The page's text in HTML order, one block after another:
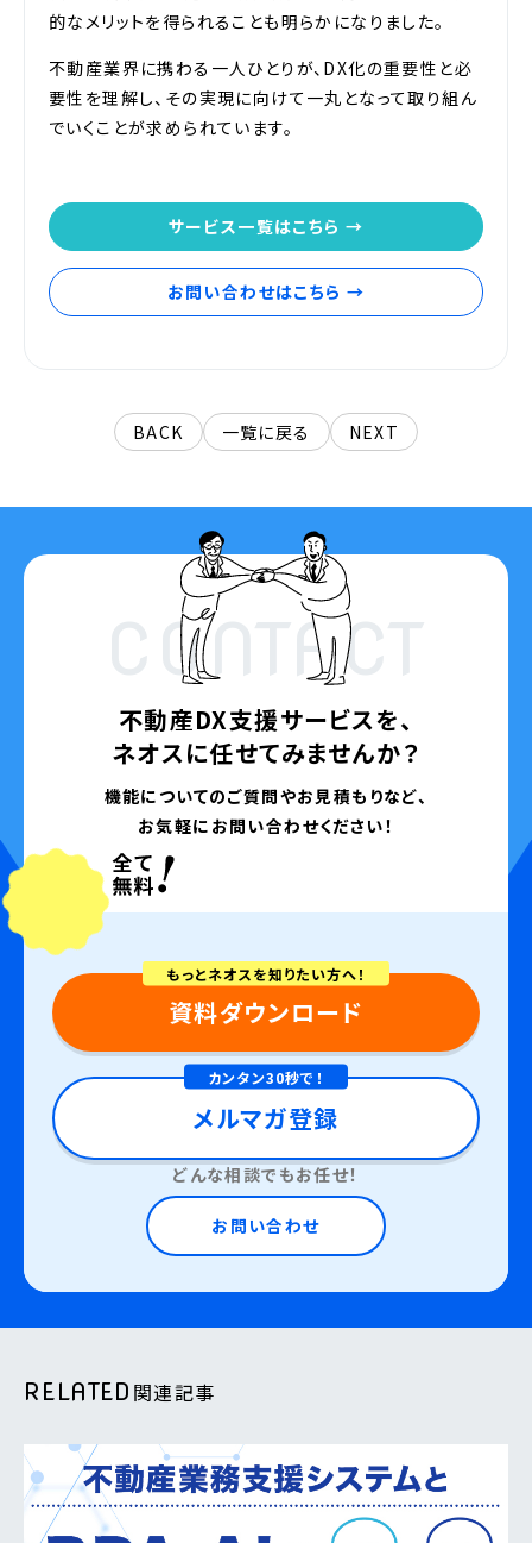
的なメリットを得られることも明らかになりました。
不動産業界に携わる一人ひとりが、DX化の重要性と必
要性を理解し、その実現に向けて一丸となって取り組ん
でいくことが求められています。
サービス一覧はこちら →
お問い合わせはこちら →
BACK 一覧に戻る NEXT
CONTACT
不動産DX支援サービスを、
ネオスに任せてみませんか？
機能についてのご質問やお見積もりなど、
お気軽にお問い合わせください！
もっとネオスを知りたい方へ！
資料ダウンロード
カンタン30秒で！
メルマガ登録
どんな相談でもお任せ！
お問い合わせ
RELATED 関連記事